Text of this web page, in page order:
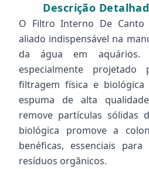
Descrição
O Filtro Interno De Canto
aliado indispensável na
da água em aquários.
especialmente
filtragem física e biológica
espuma de alta
remove partículas sólidas
biológica promove a
benéficas, essenciais
resíduos orgânicos.